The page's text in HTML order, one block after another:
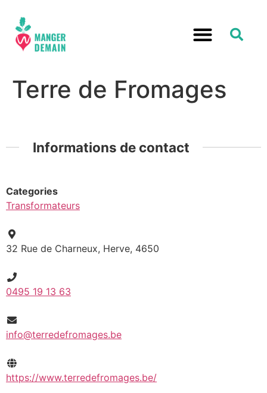
Terre de Fromages
Informations de contact
Categories
Transformateurs
32 Rue de Charneux, Herve, 4650
0495 19 13 63
info@terredefromages.be
https://www.terredefromages.be/